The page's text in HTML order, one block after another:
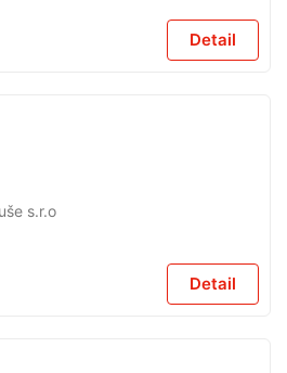
Detail
s.r.o
Detail